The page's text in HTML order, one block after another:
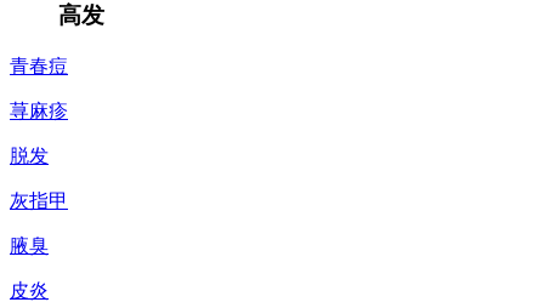
高发
青春痘
荨麻疹
脱发
灰指甲
腋臭
皮炎